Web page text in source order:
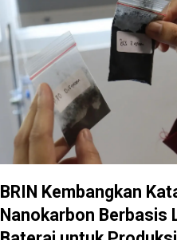
BRIN Kembangkan
Nanokarbon Berbasis